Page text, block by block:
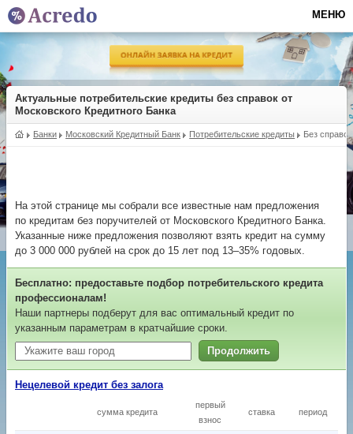
Актуальные потребительские кредиты без справок от
Московского Кредитного Банка
Банки Московский Кредитный Банк Потребительские кредиты Без справок
На этой странице мы собрали все известные нам предложения
по кредитам без поручителей от Московского Кредитного Банка.
Указанные ниже предложения позволяют взять кредит на сумму
до 3 000 000 рублей на срок до 15 лет под 13–35% годовых.
Бесплатно: предоставьте подбор потребительского кредита
профессионалам!
Наши партнеры подберут для вас оптимальный кредит по
указанным параметрам в кратчайшие сроки.
Продолжить
Нецелевой кредит без залога
сумма кредита
первый
взнос
ставка период
МЕНЮ